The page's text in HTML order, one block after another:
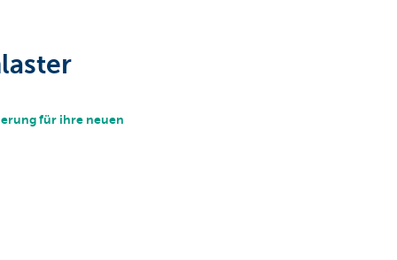
für ihre neuen